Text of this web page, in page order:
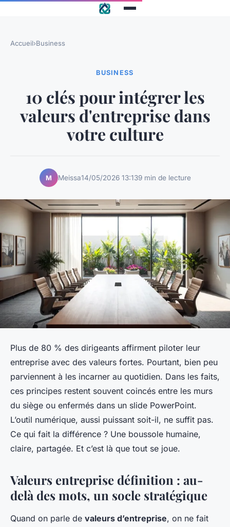
Accueil›Business
BUSINESS
10 clés pour intégrer les
valeurs d'entreprise dans
votre culture
M Meissa14/05/2026 13:139 min de lecture
Plus de 80 % des dirigeants affirment piloter leur
entreprise avec des valeurs fortes. Pourtant, bien peu
parviennent à les incarner au quotidien. Dans les faits,
ces principes restent souvent coincés entre les murs
du siège ou enfermés dans un slide PowerPoint.
L’outil numérique, aussi puissant soit-il, ne suffit pas.
Ce qui fait la différence ? Une boussole humaine,
claire, partagée. Et c’est là que tout se joue.
Valeurs entreprise définition : au-
delà des mots, un socle stratégique
Quand on parle de valeurs d’entreprise, on ne fait